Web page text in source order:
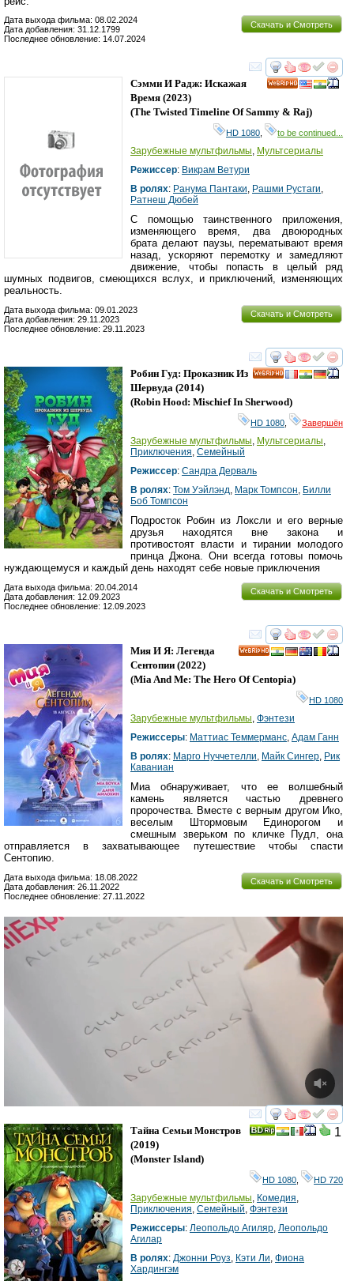
Скачать и Смотреть
Дата выхода фильма: 08.02.2024
Дата добавления: 31.12.1799
Последнее обновление: 14.07.2024
смотреть
Сэмми И Радж: Искажая
Время (2023)
(The Twisted Timeline Of Sammy & Raj)
HD 1080 to be continued...
Зарубежные мультфильмы, Мультсериалы
Режиссер: Викрам Ветури
В ролях: Ранума Пантаки, Рашми Рустаги,
Ратнеш Дюбей
С помощью таинственного приложения,
изменяющего время, два двоюродных
брата делают паузы, перематывают время
назад, ускоряют перемотку и замедляют
движение, чтобы попасть в целый ряд
шумных подвигов, смеющихся вслух, и приключений, изменяющих
реальность.
Скачать и Смотреть
Дата выхода фильма: 09.01.2023
Дата добавления: 29.11.2023
Последнее обновление: 29.11.2023
смотреть
Робин Гуд: Проказник Из
Шервуда (2014)
(Robin Hood: Mischief In Sherwood)
HD 1080 Завершён
Зарубежные мультфильмы, Мультсериалы,
Приключения, Семейный
Режиссер: Сандра Дерваль
В ролях: Том Уэйлэнд, Марк Томпсон, Билли
Боб Томпсон
Подросток Робин из Локсли и его верные
друзья находятся вне закона и
противостоят власти и тирании молодого
принца Джона. Они всегда готовы помочь
нуждающемуся и каждый день находят себе новые приключения
Скачать и Смотреть
Дата выхода фильма: 20.04.2014
Дата добавления: 12.09.2023
Последнее обновление: 12.09.2023
смотреть
Мия И Я: Легенда
Сентопии (2022)
(Mia And Me: The Hero Of Centopia)
HD 1080
Зарубежные мультфильмы, Фэнтези
Режиссеры: Маттиас Теммерманс, Адам Ганн
В ролях: Марго Нуччетелли, Майк Сингер, Рик
Каваниан
Миа обнаруживает, что ее волшебный
камень является частью древнего
пророчества. Вместе с верным другом Ико,
веселым Штормовым Единорогом и
смешным зверьком по кличке Пудл, она
отправляется в захватывающее путешествие чтобы спасти
Сентопию.
Скачать и Смотреть
Дата выхода фильма: 18.08.2022
Дата добавления: 26.11.2022
Последнее обновление: 27.11.2022
смотреть
1
Тайна Семьи Монстров
(2019)
(Monster Island)
HD 1080 HD 720
Зарубежные мультфильмы Комедия
Приключения Семейный Фэнтези
Режиссеры: Леопольдо Агиляр Леопольдо
Агилар
В ролях: Джонни Роуз Кэти Ли Фиона
Хардингэм